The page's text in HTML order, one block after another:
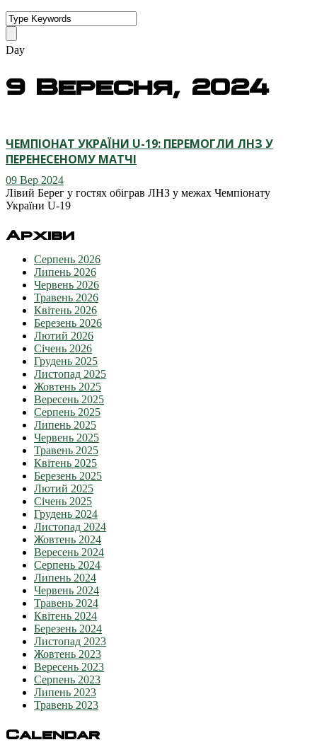
Day
9 Вересня, 2024
ЧЕМПІОНАТ УКРАЇНИ U-19: ПЕРЕМОГЛИ ЛНЗ У
ПЕРЕНЕСЕНОМУ МАТЧІ
09 Вер 2024
Лівий Берег у гостях обіграв ЛНЗ у межах Чемпіонату
України U-19
Архіви
Серпень 2026
Липень 2026
Червень 2026
Травень 2026
Квітень 2026
Березень 2026
Лютий 2026
Січень 2026
Грудень 2025
Листопад 2025
Жовтень 2025
Вересень 2025
Серпень 2025
Липень 2025
Червень 2025
Травень 2025
Квітень 2025
Березень 2025
Лютий 2025
Січень 2025
Грудень 2024
Листопад 2024
Жовтень 2024
Вересень 2024
Серпень 2024
Липень 2024
Червень 2024
Травень 2024
Квітень 2024
Березень 2024
Листопад 2023
Жовтень 2023
Вересень 2023
Серпень 2023
Липень 2023
Травень 2023
Calendar